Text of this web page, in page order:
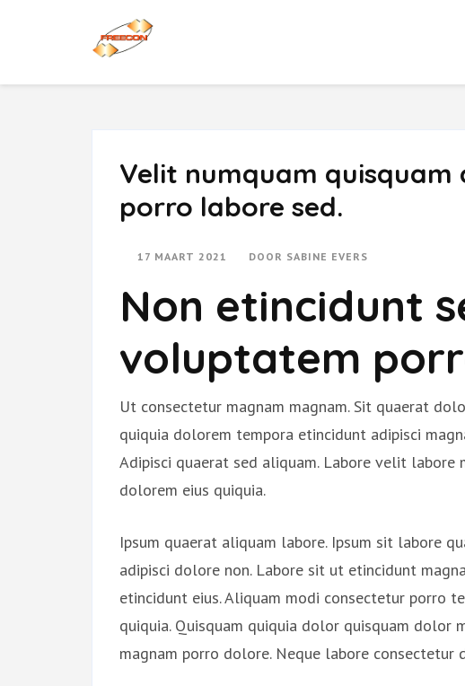
Velit numquam
porro labore sed.
17 MAART 2021 DOOR SABINE EVERS
Non etincidunt
voluptatem
Ut consectetur magnam magnam. Sit quaerat
quiquia dolorem tempora etincidunt adipisci
Adipisci quaerat sed aliquam. Labore velit labore
dolorem eius quiquia.
Ipsum quaerat aliquam labore. Ipsum sit labore
adipisci dolore non. Labore sit ut etincidunt
etincidunt eius. Aliquam modi consectetur porro
quiquia. Quisquam quiquia dolor quisquam dolor
magnam porro dolore. Neque labore consectetur